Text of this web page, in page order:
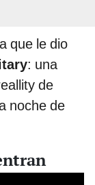
que le dio
: una
de
noche de